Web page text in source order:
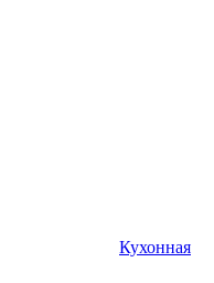
Кухонная